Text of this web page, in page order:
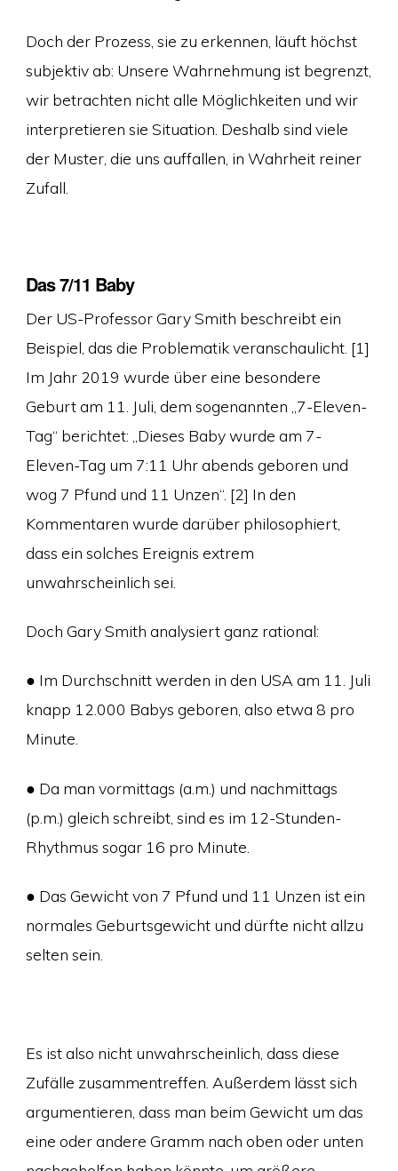
Doch der Prozess, sie zu erkennen, läuft höchst
subjektiv ab: Unsere Wahrnehmung ist begrenzt,
wir betrachten nicht alle Möglichkeiten und wir
interpretieren sie Situation. Deshalb sind viele
der Muster, die uns auffallen, in Wahrheit reiner
Zufall.
Das 7/11 Baby
Der US-Professor Gary Smith beschreibt ein
Beispiel, das die Problematik veranschaulicht. [1]
Im Jahr 2019 wurde über eine besondere
Geburt am 11. Juli, dem sogenannten „7-Eleven-
Tag“ berichtet: „Dieses Baby wurde am 7-
Eleven-Tag um 7:11 Uhr abends geboren und
wog 7 Pfund und 11 Unzen“. [2] In den
Kommentaren wurde darüber philosophiert,
dass ein solches Ereignis extrem
unwahrscheinlich sei.
Doch Gary Smith analysiert ganz rational:
● Im Durchschnitt werden in den USA am 11. Juli
knapp 12.000 Babys geboren, also etwa 8 pro
Minute.
● Da man vormittags (a.m.) und nachmittags
(p.m.) gleich schreibt, sind es im 12-Stunden-
Rhythmus sogar 16 pro Minute.
● Das Gewicht von 7 Pfund und 11 Unzen ist ein
normales Geburtsgewicht und dürfte nicht allzu
selten sein.
Es ist also nicht unwahrscheinlich, dass diese
Zufälle zusammentreffen. Außerdem lässt sich
argumentieren, dass man beim Gewicht um das
eine oder andere Gramm nach oben oder unten